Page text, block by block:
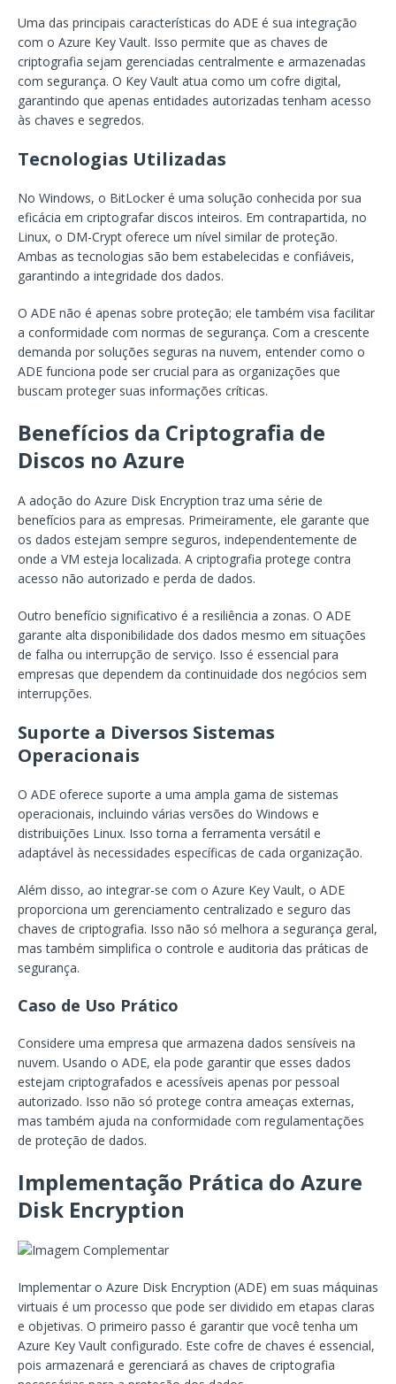
Uma das principais características do ADE é sua integração
com o Azure Key Vault. Isso permite que as chaves de
criptografia sejam gerenciadas centralmente e armazenadas
com segurança. O Key Vault atua como um cofre digital,
garantindo que apenas entidades autorizadas tenham acesso
às chaves e segredos.
Tecnologias Utilizadas
No Windows, o BitLocker é uma solução conhecida por sua
eficácia em criptografar discos inteiros. Em contrapartida, no
Linux, o DM-Crypt oferece um nível similar de proteção.
Ambas as tecnologias são bem estabelecidas e confiáveis,
garantindo a integridade dos dados.
O ADE não é apenas sobre proteção; ele também visa facilitar
a conformidade com normas de segurança. Com a crescente
demanda por soluções seguras na nuvem, entender como o
ADE funciona pode ser crucial para as organizações que
buscam proteger suas informações críticas.
Benefícios da Criptografia de
Discos no Azure
A adoção do Azure Disk Encryption traz uma série de
benefícios para as empresas. Primeiramente, ele garante que
os dados estejam sempre seguros, independentemente de
onde a VM esteja localizada. A criptografia protege contra
acesso não autorizado e perda de dados.
Outro benefício significativo é a resiliência a zonas. O ADE
garante alta disponibilidade dos dados mesmo em situações
de falha ou interrupção de serviço. Isso é essencial para
empresas que dependem da continuidade dos negócios sem
interrupções.
Suporte a Diversos Sistemas
Operacionais
O ADE oferece suporte a uma ampla gama de sistemas
operacionais, incluindo várias versões do Windows e
distribuições Linux. Isso torna a ferramenta versátil e
adaptável às necessidades específicas de cada organização.
Além disso, ao integrar-se com o Azure Key Vault, o ADE
proporciona um gerenciamento centralizado e seguro das
chaves de criptografia. Isso não só melhora a segurança geral,
mas também simplifica o controle e auditoria das práticas de
segurança.
Caso de Uso Prático
Considere uma empresa que armazena dados sensíveis na
nuvem. Usando o ADE, ela pode garantir que esses dados
estejam criptografados e acessíveis apenas por pessoal
autorizado. Isso não só protege contra ameaças externas,
mas também ajuda na conformidade com regulamentações
de proteção de dados.
Implementação Prática do Azure
Disk Encryption
Implementar o Azure Disk Encryption (ADE) em suas máquinas
virtuais é um processo que pode ser dividido em etapas claras
e objetivas. O primeiro passo é garantir que você tenha um
Azure Key Vault configurado. Este cofre de chaves é essencial,
pois armazenará e gerenciará as chaves de criptografia